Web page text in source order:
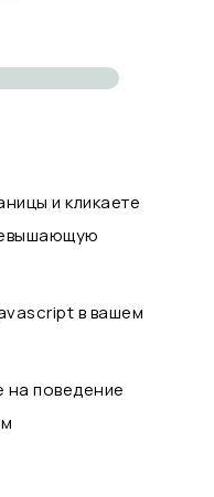
и кликаете
в вашем
поведение